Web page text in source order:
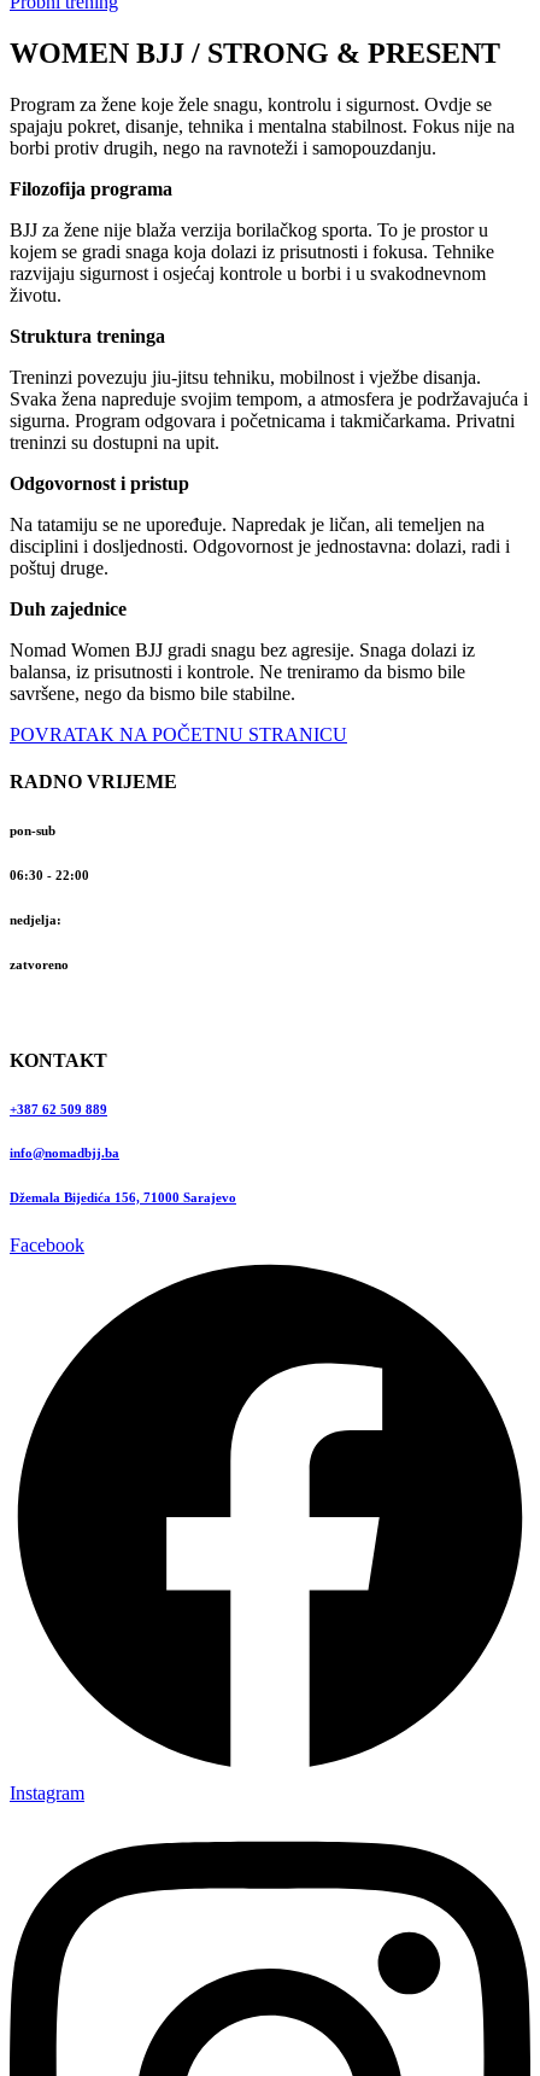
WOMEN BJJ / STRONG & PRESENT
Program za žene koje žele snagu, kontrolu i sigurnost. Ovdje se
spajaju pokret, disanje, tehnika i mentalna stabilnost. Fokus nije na
borbi protiv drugih, nego na ravnoteži i samopouzdanju.
Filozofija programa
BJJ za žene nije blaža verzija borilačkog sporta. To je prostor u
kojem se gradi snaga koja dolazi iz prisutnosti i fokusa. Tehnike
razvijaju sigurnost i osjećaj kontrole u borbi i u svakodnevnom
životu.
Struktura treninga
Treninzi povezuju jiu-jitsu tehniku, mobilnost i vježbe disanja.
Svaka žena napreduje svojim tempom, a atmosfera je podržavajuća i
sigurna. Program odgovara i početnicama i takmičarkama. Privatni
treninzi su dostupni na upit.
Odgovornost i pristup
Na tatamiju se ne upoređuje. Napredak je ličan, ali temeljen na
disciplini i dosljednosti. Odgovornost je jednostavna: dolazi, radi i
poštuj druge.
Duh zajednice
Nomad Women BJJ gradi snagu bez agresije. Snaga dolazi iz
balansa, iz prisutnosti i kontrole. Ne treniramo da bismo bile
savršene, nego da bismo bile stabilne.
POVRATAK NA POČETNU STRANICU
RADNO VRIJEME
pon-sub
06:30 - 22:00
nedjelja:
zatvoreno
KONTAKT
+387 62 509 889
info@nomadbjj.ba
Džemala Bijedića 156, 71000 Sarajevo
Facebook
Instagram